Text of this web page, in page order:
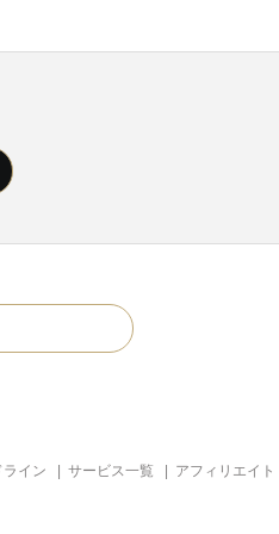
ライン サービス一覧 アフィリエイト